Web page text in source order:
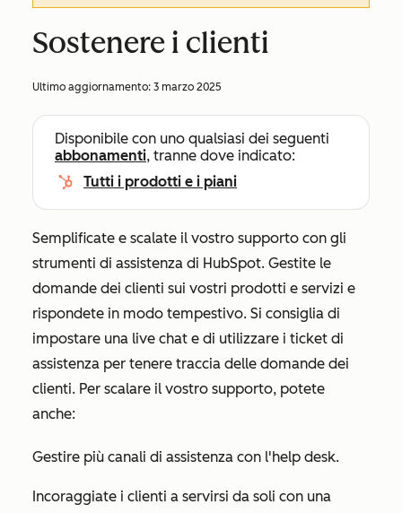
Sostenere i clienti
Ultimo aggiornamento: 3 marzo 2025
Disponibile con uno qualsiasi dei seguenti
abbonamenti, tranne dove indicato:
Tutti i prodotti e i piani
Semplificate e scalate il vostro supporto con gli
strumenti di assistenza di HubSpot. Gestite le
domande dei clienti sui vostri prodotti e servizi e
rispondete in modo tempestivo. Si consiglia di
impostare una live chat e di utilizzare i ticket di
assistenza per tenere traccia delle domande dei
clienti. Per scalare il vostro supporto, potete
anche:
Gestire più canali di assistenza con l'help desk.
Incoraggiate i clienti a servirsi da soli con una